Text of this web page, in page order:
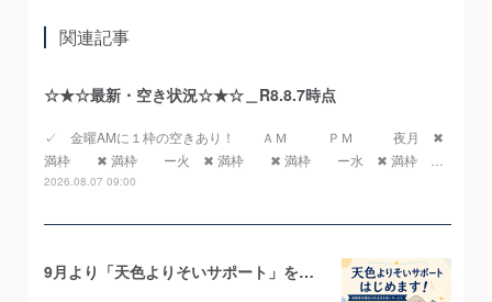
関連記事
☆★☆最新・空き状況☆★☆＿R8.8.7時点
✓ 金曜AMに１枠の空きあり！ ＡＭ ＰＭ 夜月 ✖
満枠 ✖ 満枠 ー火 ✖ 満枠 ✖ 満枠 ー水 ✖ 満枠 …
2026.08.07 09:00
9月より「天色よりそいサポート」をスタートします！